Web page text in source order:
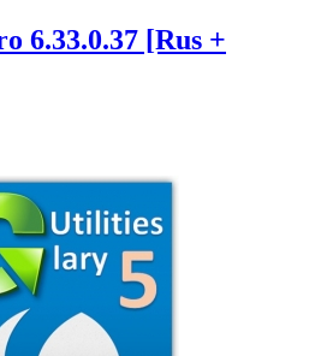
6.33.0.37 [Rus +